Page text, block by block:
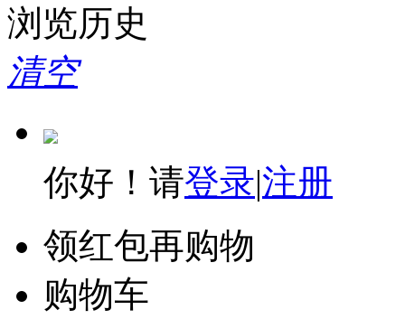
浏览历史
清空
你好！请登录|注册
领红包再购物
购物车